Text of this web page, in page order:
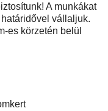
A munkákat
vállaljuk.
es körzetén belül